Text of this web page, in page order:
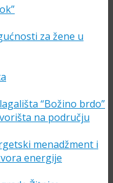
za žene u
“Božino brdo”
na području
menadžment i
energije